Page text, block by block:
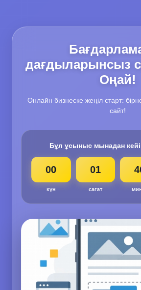
дағдыларынсыз
Оңай!
Онлайн бизнеске жеңіл старт:
сайт!
Бұл ұсыныс мынадан
00
күн
01
сағат